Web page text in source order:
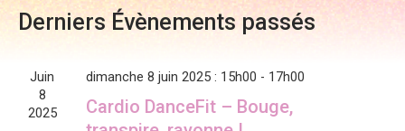
une
Derniers Évènements passés
Juin
8
2025
dimanche 8 juin 2025 : 15h00 - 17h00
Cardio DanceFit – Bouge,